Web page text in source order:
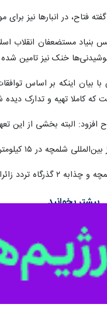
فتاح، در انبارها نیز
بنیاد مستضعفان انقلاب
خنک نیز تامین
که کاملا تهیه و تدارک
افزود: البته بخشی از این
شلمچه در ۱۵ کیلومتری غرب خرمشهر و ۲۰ کیلومتری بصره عراق قرار دارد.
۲ گذرگاه تردد زائران اربعین حسینی در خوزستان هستند.
بیشتر بخوانید
رئیس بنیاد مستضعفان:
آبرسانی پایدار در مراسم
اعزام ۲۰ هزار محروم «زیارت‌اولی» به زیارت اربعین
تقویم رسمی کشور ۱۵ شهریور برابر با ۲۰ صفر اربعین حسینی است.
خوزستان